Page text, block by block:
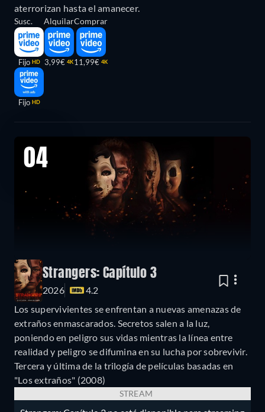
aterrorizan hasta el amanecer.
Susc.
Fijo HD
Fijo HD
Alquilar
3,99€ 4K
Comprar
11,99€ 4K
04
Strangers: Capítulo 3
2026
4.2
Los supervivientes se enfrentan a nuevas amenazas de
extraños enmascarados. Secretos salen a la luz,
poniendo en peligro sus vidas mientras la línea entre
realidad y peligro se difumina en su lucha por sobrevivir.
Tercera y última de la trilogía de películas basadas en
"Los extraños" (2008)
STREAM